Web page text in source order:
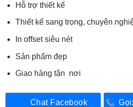
Hỗ trợ thiết kế
Thiết kế sang trọng, chuyên
In offset siêu nét
Sản phẩm đẹp
Giao hàng tận nơi
Chat Facebook